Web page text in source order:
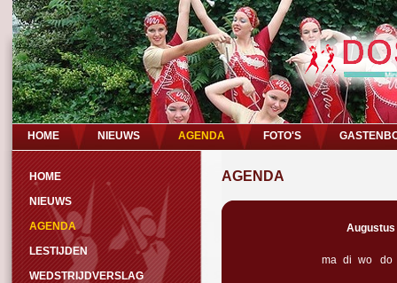
HOME NIEUWS AGENDA FOTO'S
HOME
NIEUWS
AGENDA
LESTIJDEN
WEDSTRIJDVERSLAG
AGENDA
ma di wo do